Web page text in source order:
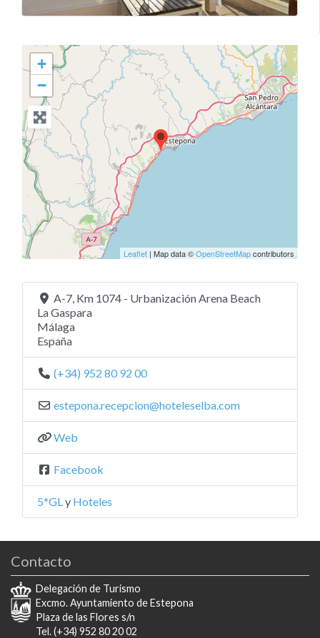
+
−
Leaflet | Map data ©OpenStreetMapcontributors
A-7, Km 1074 - Urbanización Arena Beach
La Gaspara
Málaga
España
(+34) 952 80 92 00
estepona.recepcion@hoteleselba.com
Web
Facebook
5*GLy Hoteles
Contacto
Delegación de Turismo
Excmo. Ayuntamiento de Estepona
Plaza de las Flores s/n
Tel. (+34) 952 80 20 02